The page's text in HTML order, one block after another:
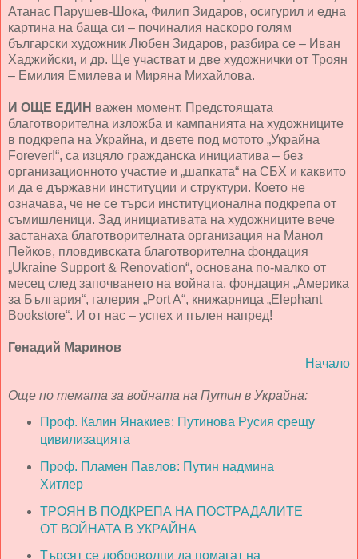
Атанас Парушев-Шока, Филип Зидаров, осигурил и една
картина на баща си – починалия наскоро голям
български художник Любен Зидаров, разбира се – Иван
Хаджийски, и др. Ще участват и две художнички от Троян
– Емилия Емилева и Миряна Михайлова.
И ОЩЕ ЕДИН важен момент. Предстоящата
благотворителна изложба и кампанията на художниците
в подкрепа на Украйна, и двете под мотото „Украйна
Forever!“, са изцяло гражданска инициатива – без
организационното участие и „шапката“ на СБХ и каквито
и да е държавни институции и структури. Което не
означава, че не се търси институционална подкрепа от
съмишленици. Зад инициативата на художниците вече
застанаха благотворителната организация на Манол
Пейков, пловдивската благотворителна фондация
„Ukraine Support & Renovation“, основана по-малко от
месец след започването на войната, фондация „Америка
за България“, галерия „Port A“, книжарница „Elephant
Bookstore“. И от нас – успех и пълен напред!
Генадий Маринов
Начало
Още по темата за войната на Путин в Украйна:
Проф. Калин Янакиев: Путинова Русия срещу
цивилизацията
Проф. Пламен Павлов: Путин надмина
Хитлер
ТРОЯН В ПОДКРЕПА НА ПОСТРАДАЛИТЕ
ОТ ВОЙНАТА В УКРАЙНА
Търсят се доброволци да помагат на